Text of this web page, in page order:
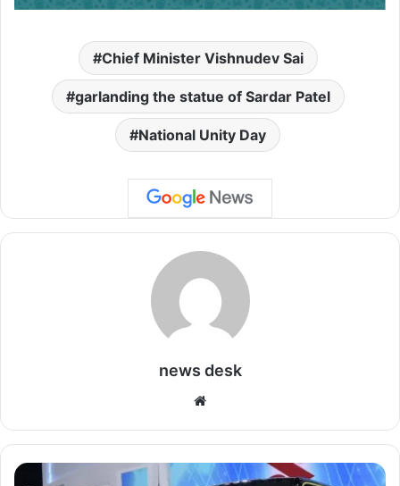
Chief Minister Vishnudev Sai
garlanding the statue of Sardar Patel
National Unity Day
news desk
te
हुं